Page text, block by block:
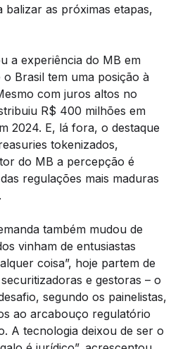
balizar as próximas etapas,
a experiência do MB em
Brasil tem uma posição à
com juros altos no
R$ 400 milhões em
2024. E, lá fora, o destaque
tokenizados,
do MB a percepção é
regulações mais maduras
também mudou de
vinham de entusiastas
coisa”, hoje partem de
e gestoras – o
segundo os painelistas,
ao arcabouço regulatório
A tecnologia deixou de ser o